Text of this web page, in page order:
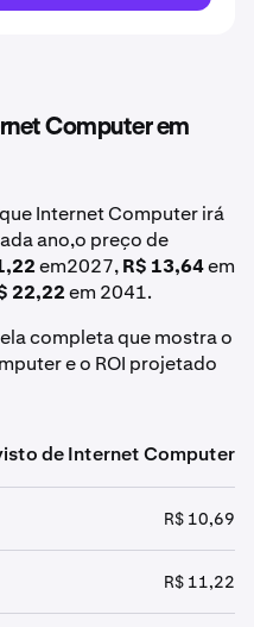
Computer em
Internet Computer irá
ano,o preço de
em2027,R$ 13,64em
22,22em 2041.
completa que mostra o
e o ROI projetado
de Internet Computer
R$ 10,69
R$ 11,22